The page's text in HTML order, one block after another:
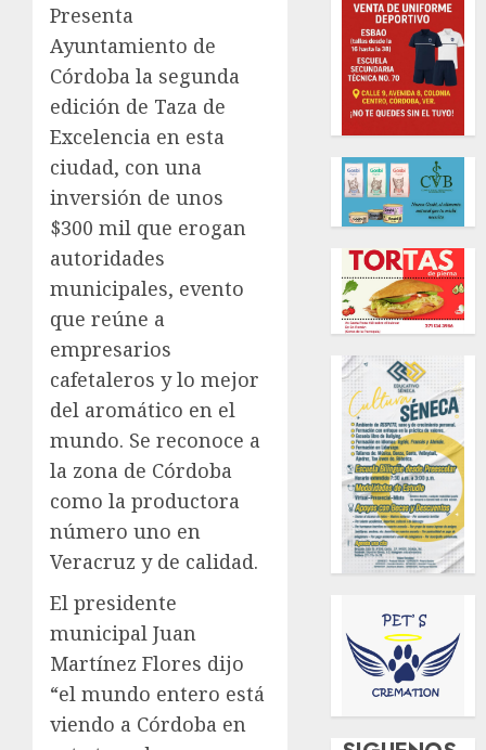
Presenta
Ayuntamiento de
Córdoba la segunda
edición de Taza de
Excelencia en esta
ciudad, con una
inversión de unos
$300 mil que erogan
autoridades
municipales, evento
que reúne a
empresarios
cafetaleros y lo mejor
del aromático en el
mundo. Se reconoce a
la zona de Córdoba
como la productora
número uno en
Veracruz y de calidad.
El presidente
municipal Juan
Martínez Flores dijo
“el mundo entero está
viendo a Córdoba en